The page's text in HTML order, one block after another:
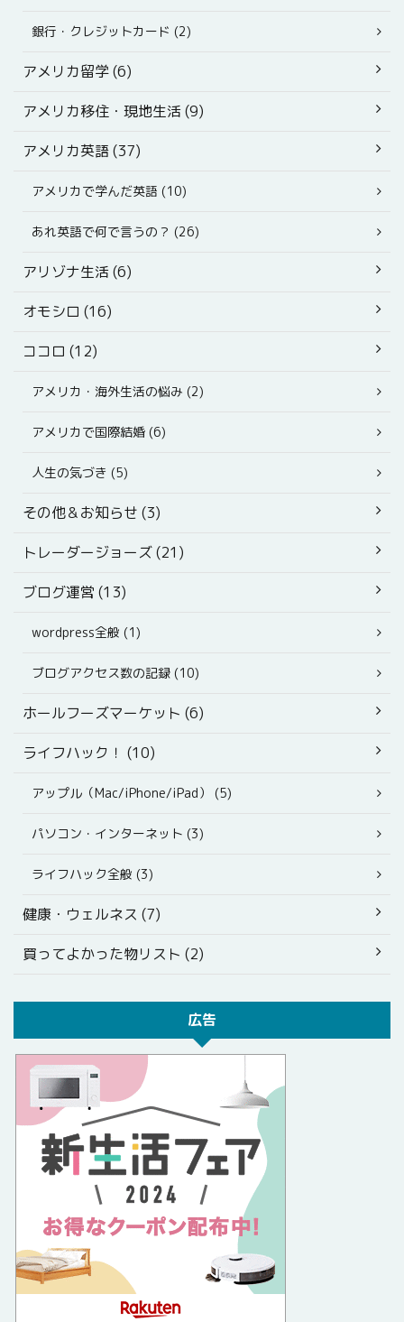
銀行・クレジットカード (2)
アメリカ留学 (6)
アメリカ移住・現地生活 (9)
アメリカ英語 (37)
アメリカで学んだ英語 (10)
あれ英語で何で言うの？ (26)
アリゾナ生活 (6)
オモシロ (16)
ココロ (12)
アメリカ・海外生活の悩み (2)
アメリカで国際結婚 (6)
人生の気づき (5)
その他＆お知らせ (3)
トレーダージョーズ (21)
ブログ運営 (13)
wordpress全般 (1)
ブログアクセス数の記録 (10)
ホールフーズマーケット (6)
ライフハック！ (10)
アップル（Mac/iPhone/iPad） (5)
パソコン・インターネット (3)
ライフハック全般 (3)
健康・ウェルネス (7)
買ってよかった物リスト (2)
広告